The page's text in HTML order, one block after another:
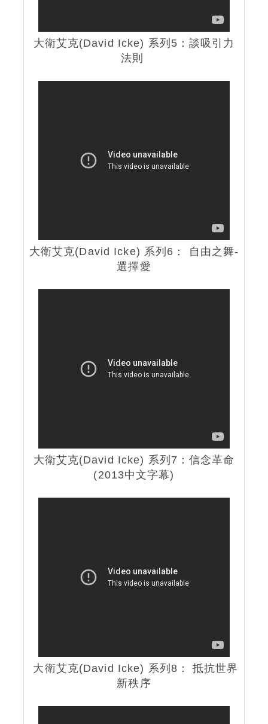
大衛艾克(David Icke) 系列5：談吸引力
法則
大衛艾克(David Icke) 系列6： 自由之舞-
選擇愛
大衛艾克(David Icke) 系列7：信念革命
(2013中文字幕)
大衛艾克(David Icke) 系列8： 抵抗世界
新秩序